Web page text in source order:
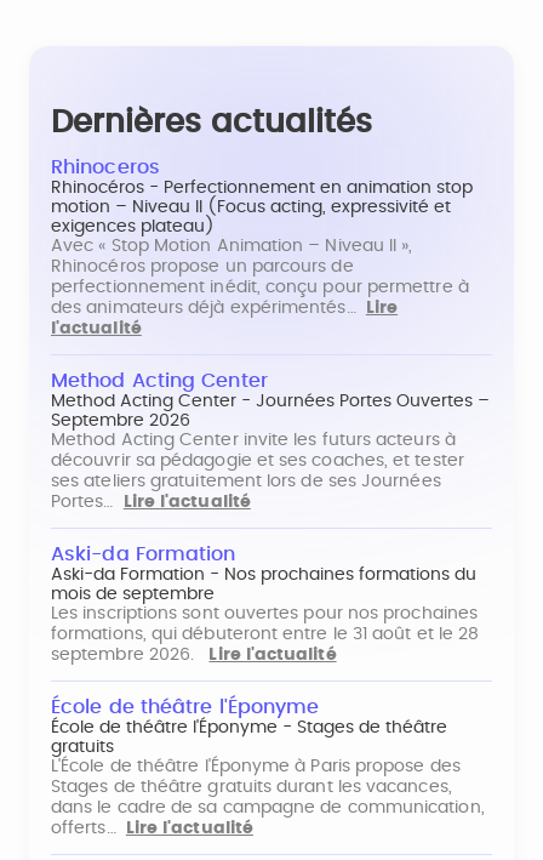
Dernières actualités
Rhinoceros
Rhinocéros - Perfectionnement en animation stop
motion – Niveau II (Focus acting, expressivité et
exigences plateau)
Avec « Stop Motion Animation – Niveau II »,
Rhinocéros propose un parcours de
perfectionnement inédit, conçu pour permettre à
des animateurs déjà expérimentés…
Lire
l'actualité
Method Acting Center
Method Acting Center - Journées Portes Ouvertes –
Septembre 2026
Method Acting Center invite les futurs acteurs à
découvrir sa pédagogie et ses coaches, et tester
ses ateliers gratuitement lors de ses Journées
Portes…
Lire l'actualité
Aski-da Formation
Aski-da Formation - Nos prochaines formations du
mois de septembre
Les inscriptions sont ouvertes pour nos prochaines
formations, qui débuteront entre le 31 août et le 28
septembre 2026.
Lire l'actualité
École de théâtre l'Éponyme
École de théâtre l'Éponyme - Stages de théâtre
gratuits
L'École de théâtre l'Éponyme à Paris propose des
Stages de théâtre gratuits durant les vacances,
dans le cadre de sa campagne de communication,
offerts…
Lire l'actualité